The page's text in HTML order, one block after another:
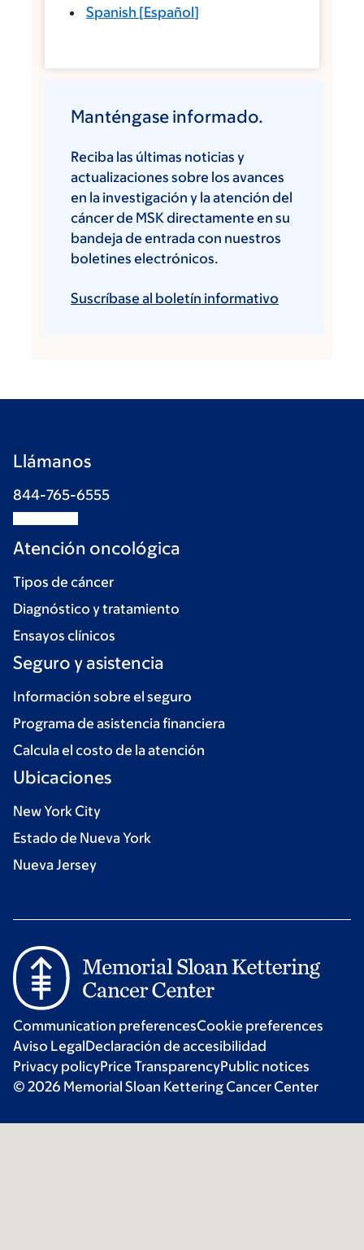
Spanish [Español]
Manténgase informado.
Reciba las últimas noticias y
actualizaciones sobre los avances
en la investigación y la atención del
cáncer de MSK directamente en su
bandeja de entrada con nuestros
boletines electrónicos.
Suscríbase al boletín informativo
Llámanos
844-765-6555
Atención oncológica
Tipos de cáncer
Diagnóstico y tratamiento
Ensayos clínicos
Seguro y asistencia
Información sobre el seguro
Programa de asistencia financiera
Calcula el costo de la atención
Ubicaciones
New York City
Estado de Nueva York
Nueva Jersey
Communication preferencesCookie preferences
Aviso LegalDeclaración de accesibilidad
Privacy policyPrice TransparencyPublic notices
© 2026 Memorial Sloan Kettering Cancer Center